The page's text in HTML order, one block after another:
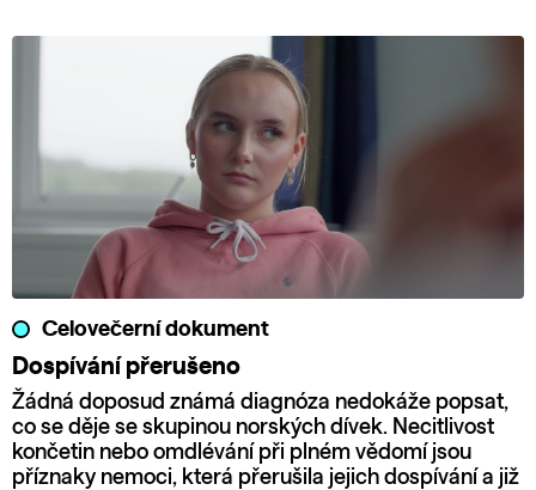
Celovečerní dokument
Dospívání přerušeno
Žádná doposud známá diagnóza nedokáže popsat,
co se děje se skupinou norských dívek. Necitlivost
končetin nebo omdlévání při plném vědomí jsou
příznaky nemoci, která přerušila jejich dospívání a již